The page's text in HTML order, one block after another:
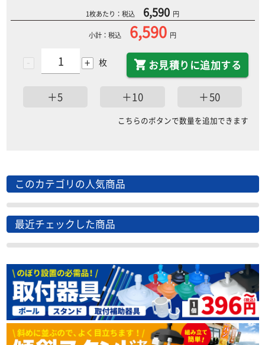
1枚あたり：税込 6,590 円
小計：税込 6,590 円
- + 枚 お見積りに追加する
＋5 ＋10 ＋50
こちらのボタンで数量を追加できます
このカテゴリの人気商品
最近チェックした商品